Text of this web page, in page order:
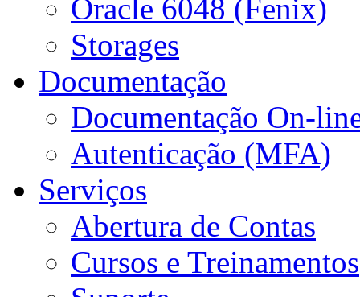
Oracle 6048 (Fenix)
Storages
Documentação
Documentação On-
Autenticação (MFA)
Serviços
Abertura de Contas
Cursos e Treinamentos